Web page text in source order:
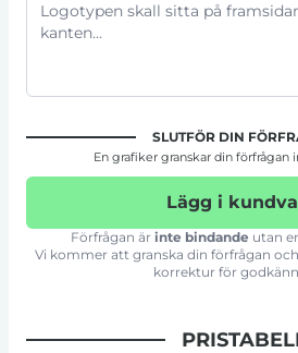
SLUTFÖR DIN
En grafiker granskar din förfrågan
Lägg i
Förfrågan är inte bindande utan
Vi kommer att granska din förfrågan
korrektur för